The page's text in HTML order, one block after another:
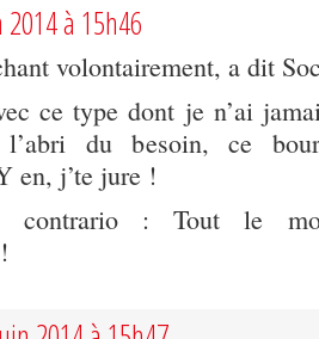
à 15h46
volontairement, a dit
ce type dont je n’ai
du besoin, ce
en, j’te jure !
contrario : Tout le